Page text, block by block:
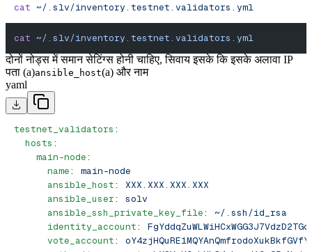
cat ~/.slv/inventory.testnet.validators.yml
cat ~/.slv/inventory.testnet.validators.yml
दोनों नोड्स में समान सेटिंग्स होनी चाहिए, सिवाय इसके कि इसके अलावा IP
पता (a)ansible_host(a) और नाम
yaml
testnet_validators :
  hosts
:
    main-node
:
      name
: main-node
      ansible_host
: XXX.XXX.XXX.XXX
      ansible_user
: solv
      ansible_ssh_private_key_file
: ~/.ssh/id_rsa
      identity_account
:
      vote_account
: